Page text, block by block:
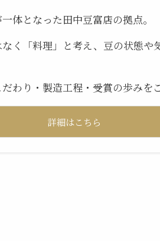
体となった田中豆富店の拠点。
く「料理」と考え、豆の状態や
わり・製造工程・受賞の歩みを
詳細はこちら